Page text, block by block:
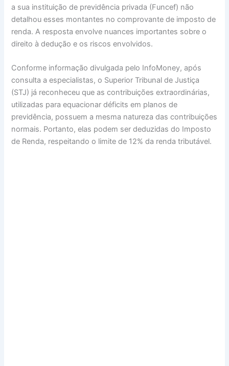
a sua instituição de previdência privada (Funcef) não
detalhou esses montantes no comprovante de imposto de
renda. A resposta envolve nuances importantes sobre o
direito à dedução e os riscos envolvidos.
Conforme informação divulgada pelo InfoMoney, após
consulta a especialistas, o Superior Tribunal de Justiça
(STJ) já reconheceu que as contribuições extraordinárias,
utilizadas para equacionar déficits em planos de
previdência, possuem a mesma natureza das contribuições
normais. Portanto, elas podem ser deduzidas do Imposto
de Renda, respeitando o limite de 12% da renda tributável.